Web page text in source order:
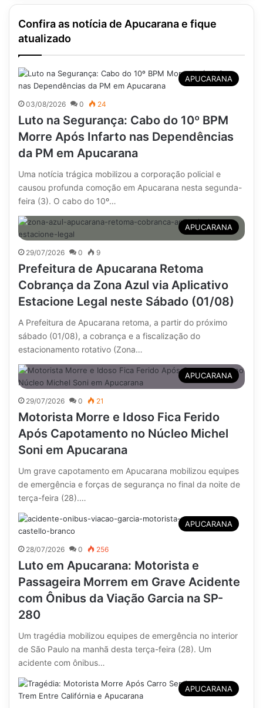
Confira as notícia de Apucarana e fique
atualizado
APUCARANA
03/08/2026 0 24
Luto na Segurança: Cabo do 10º BPM
Morre Após Infarto nas Dependências
da PM em Apucarana
Uma notícia trágica mobilizou a corporação policial e
causou profunda comoção em Apucarana nesta segunda-
feira (3). O cabo do 10º…
APUCARANA
29/07/2026 0 9
Prefeitura de Apucarana Retoma
Cobrança da Zona Azul via Aplicativo
Estacione Legal neste Sábado (01/08)
A Prefeitura de Apucarana retoma, a partir do próximo
sábado (01/08), a cobrança e a fiscalização do
estacionamento rotativo (Zona…
APUCARANA
29/07/2026 0 21
Motorista Morre e Idoso Fica Ferido
Após Capotamento no Núcleo Michel
Soni em Apucarana
Um grave capotamento em Apucarana mobilizou equipes
de emergência e forças de segurança no final da noite de
terça-feira (28).…
APUCARANA
28/07/2026 0 256
Luto em Apucarana: Motorista e
Passageira Morrem em Grave Acidente
com Ônibus da Viação Garcia na SP-
280
Um tragédia mobilizou equipes de emergência no interior
de São Paulo na manhã desta terça-feira (28). Um
acidente com ônibus…
APUCARANA